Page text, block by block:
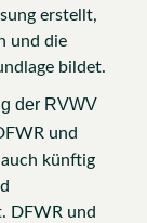
erstellt,
und die
bildet.
der RVWV
und
auch künftig
DFWR und